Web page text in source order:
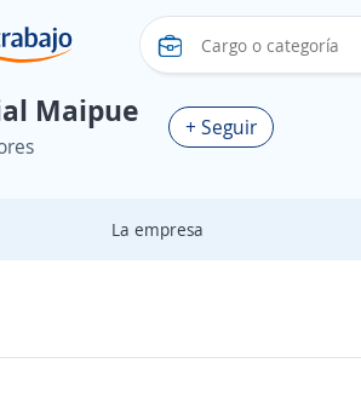
Maipue + Seguir
La empresa